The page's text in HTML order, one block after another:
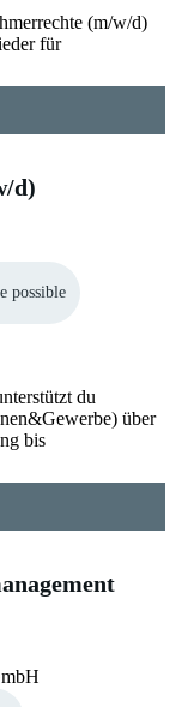
(m/w/d)
für
d)
possible
du
über
bis